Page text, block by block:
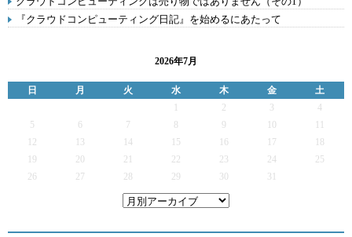
『クラウドコンピューティング日記』を始めるにあたって
2026年7月
日 月 火 水 木 金
土
2 3
4
5
6 7 9
12
13 14 15 16 17
19
20 21 22 23 24
25
26
27 28 29 30 31